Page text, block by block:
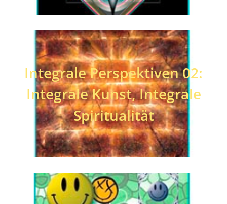
Integrale Perspektiven 02:
Integrale Kunst, Integrale
Spiritualität